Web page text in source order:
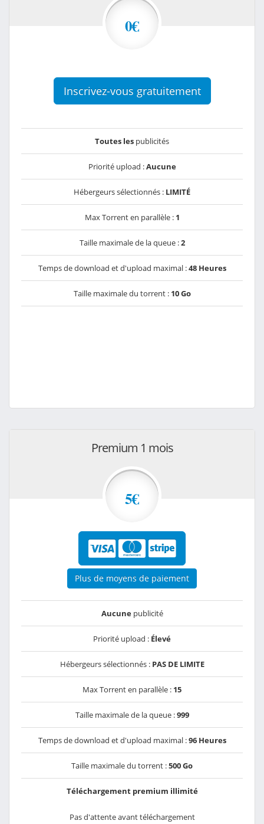
0€
Inscrivez-vous gratuitement
Toutes les publicités
Priorité upload :Aucune
Hébergeurs sélectionnés : LIMITÉ
Max Torrent en parallèle : 1
Taille maximale de la queue :2
Temps de download et d'upload maximal :48 Heures
Taille maximale du torrent : 10 Go
Premium 1 mois
5€
Plus de moyens de paiement
Aucunepublicité
Priorité upload : Élevé
Hébergeurs sélectionnés : PAS DE LIMITE
Max Torrent en parallèle : 15
Taille maximale de la queue :999
Temps de download et d'upload maximal :96 Heures
Taille maximale du torrent :500 Go
Téléchargement premium illimité
Pas d'attente avant téléchargement